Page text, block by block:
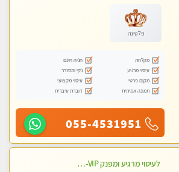
פלטינה
מקלחת
חניה חינם
עיסוי מרגיע
נקי ומסודר
מקום פרטי
עיסוי מקצועי
תמונה אמיתית
דוברת עיברית
055-4531951
לעיסוי מרגיע ומפנק VIP-מומלץ לחלוטין! פרטי! ​​​​​​ Highly recommended